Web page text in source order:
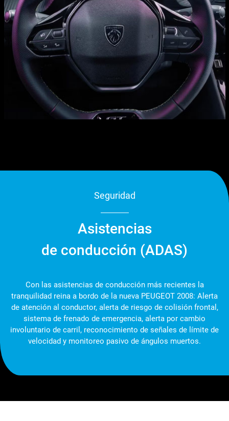
Seguridad
Asistencias
de conducción (ADAS)
Con las asistencias de conducción más recientes la
tranquilidad reina a bordo de la nueva PEUGEOT 2008: Alerta
de atención al conductor, alerta de riesgo de colisión frontal,
sistema de frenado de emergencia, alerta por cambio
involuntario de carril, reconocimiento de señales de límite de
velocidad y monitoreo pasivo de ángulos muertos.